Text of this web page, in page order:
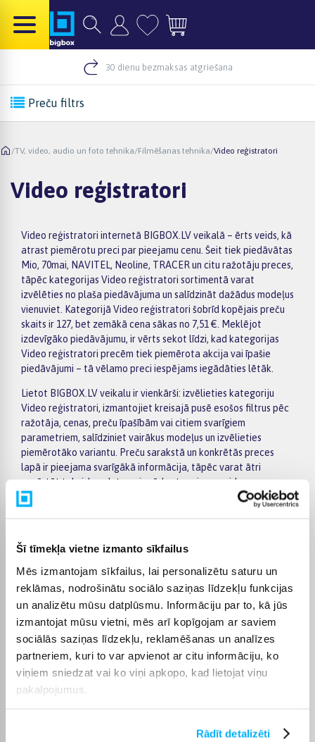
Šī tīmekļa vietne izmanto sīkfailus
Mēs izmantojam sīkfailus, lai personalizētu saturu un
reklāmas, nodrošinātu sociālo saziņas līdzekļu funkcijas
un analizētu mūsu datplūsmu. Informāciju par to, kā jūs
izmantojat mūsu vietni, mēs arī kopīgojam ar saviem
sociālās saziņas līdzekļu, reklamēšanas un analīzes
partneriem, kuri to var apvienot ar citu informāciju, ko
viņiem sniedzat vai ko viņi apkopo, kad lietojat viņu
pakalpojumus.
Rādīt detalizēti
30 dienu bezmaksas atgriešana
Preču filtrs
/TV, video, audio un foto tehnika/Filmēšanas tehnika/Video reģistratori
Video reģistratori
Video reģistratori internetā BIGBOX.LV veikalā – ērts veids, kā
atrast piemērotu preci par pieejamu cenu. Šeit tiek piedāvātas
Mio, 70mai, NAVITEL, Neoline, TRACER un citu ražotāju preces,
tāpēc kategorijas Video reģistratori sortimentā varat
izvēlēties no plaša piedāvājuma un salīdzināt dažādus modeļus
vienuviet. Kategorijā Video reģistratori šobrīd kopējais preču
skaits ir 127, bet zemākā cena sākas no 7,51 €. Meklējot
izdevīgāko piedāvājumu, ir vērts sekot līdzi, kad kategorijas
Video reģistratori precēm tiek piemērota akcija vai īpašie
piedāvājumi – tā vēlamo preci iespējams iegādāties lētāk.
Lietot BIGBOX.LV veikalu ir vienkārši: izvēlieties kategoriju
Video reģistratori, izmantojiet kreisajā pusē esošos filtrus pēc
ražotāja, cenas, preču īpašībām vai citiem svarīgiem
parametriem, salīdziniet vairākus modeļus un izvēlieties
piemērotāko variantu. Preču sarakstā un konkrētās preces
lapā ir pieejama svarīgākā informācija, tāpēc varat ātri
novērtēt tehniskos datus, piegādes termiņu un pirkuma
nosacījumus. Tas ļauj ērti iepirkties internetā, nesteidzīgi
salīdzinot dažādus kategorijā Video reģistratori pieejamos
BIGBOX.LV piedāvā iespēju par pirkumu norēķināties 6
vienādos maksājumos, tāpēc izvēlēto preci iespējams
iegādāties ērtāk, sadalot maksājumu vairākās daļās. Piegāde
ir pieejama visā Latvijā: piegāde uz pakomātiem maksā no 2,99
€, bet pasūtījumiem virs 499 € piegāde uz pakomātu ir bez
maksas; kurjera piegāde maksā no 3,99 €. Precīzs katras
preces piegādes termiņš vienmēr ir norādīts konkrētās preces
lapā.
Piemērotu preci no kategorijas Video reģistratori piegādāsim
norādītajā termiņā, lai pirkumu internetā varētu saņemt jums